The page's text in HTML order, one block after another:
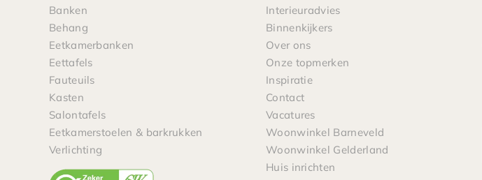
Banken
Behang
Eetkamerbanken
Eettafels
Fauteuils
Kasten
Salontafels
Eetkamerstoelen & barkrukken
Verlichting
Interieuradvies
Binnenkijkers
Over ons
Onze topmerken
Inspiratie
Contact
Vacatures
Woonwinkel Barneveld
Woonwinkel Gelderland
Huis inrichten